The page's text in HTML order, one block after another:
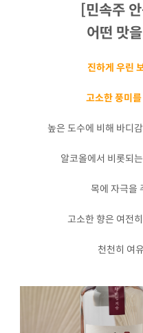
[민속주
어떤 맛
진하게 우린
고소한 풍미
높은 도수에 비해 바디
알코올에서 비롯되
목에 자극을
고소한 향은 여전
천천히 여